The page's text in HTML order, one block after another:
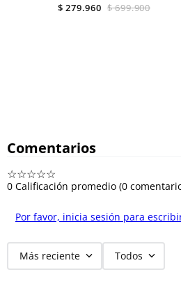
$ 699.900
$ 279.960
Comentarios
☆☆☆☆☆
0 Calificación promedio (0
Por favor, inicia sesión para
Más reciente Todos